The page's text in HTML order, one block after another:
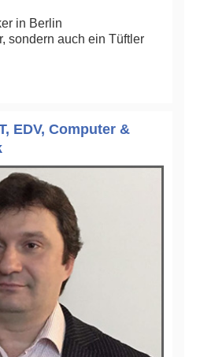
in Berlin
sondern auch ein Tüftler
EDV, Computer &